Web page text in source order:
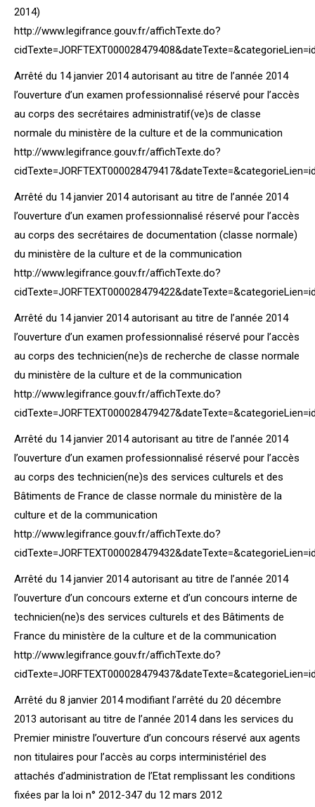
2014)
http://www.legifrance.gouv.fr/affichTexte.do?
Arrêté du 14 janvier 2014 autorisant au titre de l’année 2014
l’ouverture d’un examen professionnalisé réservé pour l’accès
au corps des secrétaires administratif(ve)s de classe
normale du ministère de la culture et de la communication
http://www.legifrance.gouv.fr/affichTexte.do?
Arrêté du 14 janvier 2014 autorisant au titre de l’année 2014
l’ouverture d’un examen professionnalisé réservé pour l’accès
au corps des secrétaires de documentation (classe normale)
du ministère de la culture et de la communication
http://www.legifrance.gouv.fr/affichTexte.do?
Arrêté du 14 janvier 2014 autorisant au titre de l’année 2014
l’ouverture d’un examen professionnalisé réservé pour l’accès
au corps des technicien(ne)s de recherche de classe normale
du ministère de la culture et de la communication
http://www.legifrance.gouv.fr/affichTexte.do?
Arrêté du 14 janvier 2014 autorisant au titre de l’année 2014
l’ouverture d’un examen professionnalisé réservé pour l’accès
au corps des technicien(ne)s des services culturels et des
Bâtiments de France de classe normale du ministère de la
culture et de la communication
http://www.legifrance.gouv.fr/affichTexte.do?
Arrêté du 14 janvier 2014 autorisant au titre de l’année 2014
l’ouverture d’un concours externe et d’un concours interne de
technicien(ne)s des services culturels et des Bâtiments de
France du ministère de la culture et de la communication
http://www.legifrance.gouv.fr/affichTexte.do?
Arrêté du 8 janvier 2014 modifiant l’arrêté du 20 décembre
2013 autorisant au titre de l’année 2014 dans les services du
Premier ministre l’ouverture d’un concours réservé aux agents
non titulaires pour l’accès au corps interministériel des
attachés d’administration de l’Etat remplissant les conditions
fixées par la loi n° 2012-347 du 12 mars 2012